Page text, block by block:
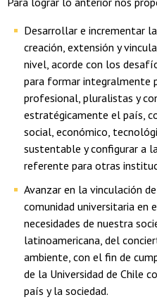
Desarrollar e incrementar
creación, extensión y
nivel, acorde con los
para formar integralmente
profesional, pluralistas y
estratégicamente el país,
social, económico,
sustentable y configurar a
referente para otras
Avanzar en la vinculación
comunidad universitaria en
necesidades de nuestra
latinoamericana, del
ambiente, con el fin de
de la Universidad de Chile
país y la sociedad.